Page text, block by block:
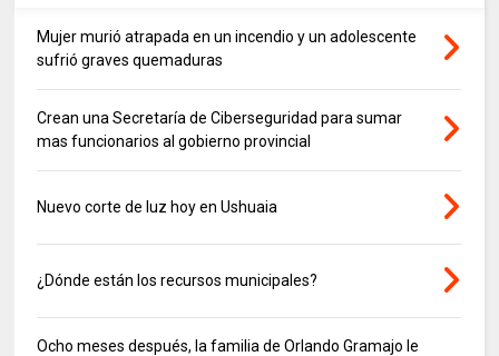
Mujer murió atrapada en un incendio y un adolescente
sufrió graves quemaduras
Crean una Secretaría de Ciberseguridad para sumar
mas funcionarios al gobierno provincial
Nuevo corte de luz hoy en Ushuaia
¿Dónde están los recursos municipales?
Ocho meses después, la familia de Orlando Gramajo le